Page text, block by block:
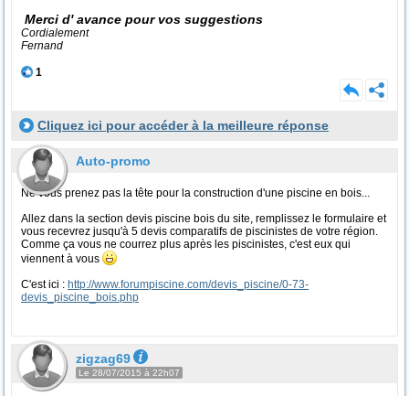
Merci d' avance pour vos suggestions
Cordialement
Fernand
1
Cliquez ici pour accéder à la meilleure réponse
Auto-promo
Ne vous prenez pas la tête pour la construction d'une piscine en bois...
Allez dans la section devis piscine bois du site, remplissez le formulaire et
vous recevrez jusqu'à 5 devis comparatifs de piscinistes de votre région.
Comme ça vous ne courrez plus après les piscinistes, c'est eux qui
viennent à vous
C'est ici : http://www.forumpiscine.com/devis_piscine/0-73-
devis_piscine_bois.php
zigzag69
Le 28/07/2015 à 22h07